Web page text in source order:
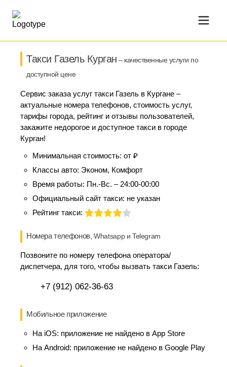
Такси Газель Курган – качественные услуги по
доступной цене
Сервис заказа услуг такси Газель в Кургане –
актуальные номера телефонов, стоимость услуг,
тарифы города, рейтинг и отзывы пользователей,
закажите недорогое и доступное такси в городе
Курган!
Минимальная стоимость: от ₽
Классы авто: Эконом, Комфорт
Время работы: Пн.-Вс. – 24:00-00:00
Официальный сайт такси: не указан
Рейтинг такси:
Номера телефонов, Whatsapp и Telegram
Позвоните по номеру телефона оператора/
диспетчера, для того, чтобы вызвать такси Газель:
+7 (912) 062-36-63
Мобильное приложение
На iOS: приложение не найдено в App Store
На Android: приложение не найдено в Google Play